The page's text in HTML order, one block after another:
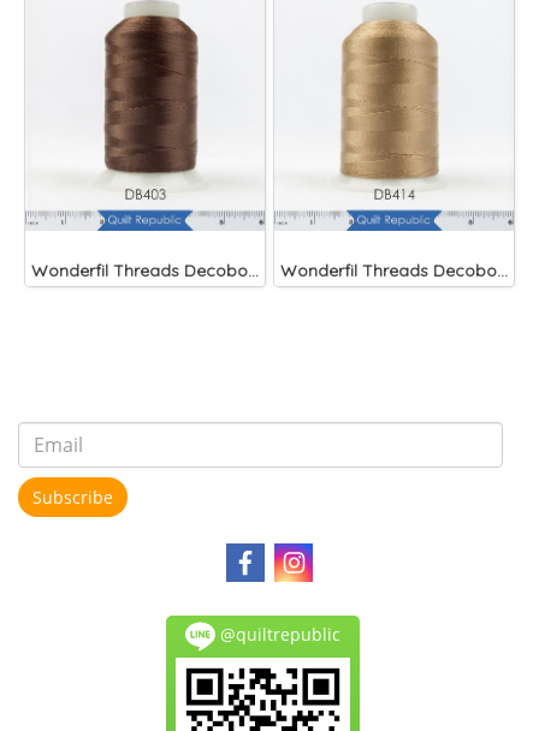
Wonderfil Threads Decobob Brown 2000 Metre Wonderfil Threads Decobob Soft Tan 2000 Metre
Subscribe
@quiltrepublic